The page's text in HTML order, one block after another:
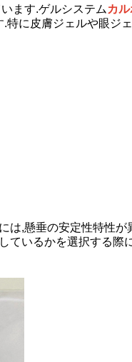
ます.ゲルシステム カ
特に皮膚ジェルや眼ジ
は,懸垂の安定性特性が
ているかを選択する際